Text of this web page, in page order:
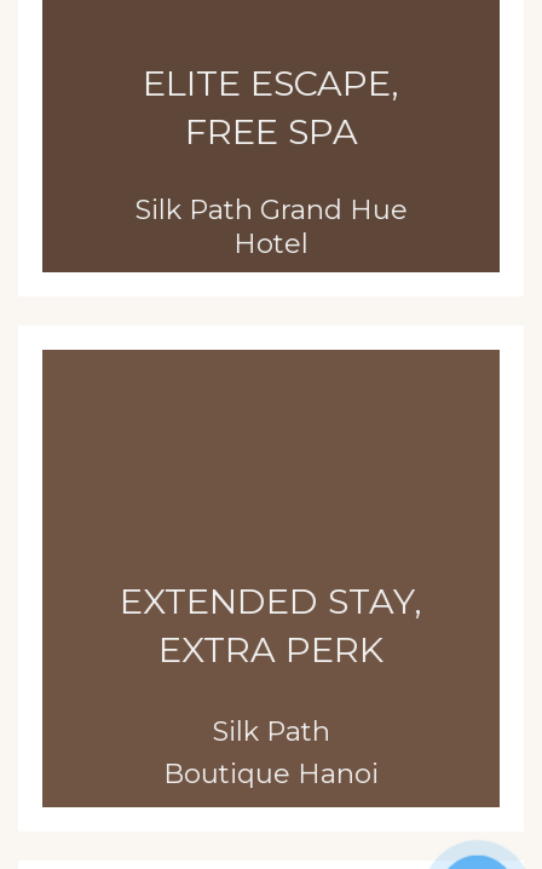
ELITE ESCAPE,
FREE SPA
Silk Path Grand Hue
Hotel
EXTENDED STAY,
EXTRA PERK
Silk Path
Boutique Hanoi